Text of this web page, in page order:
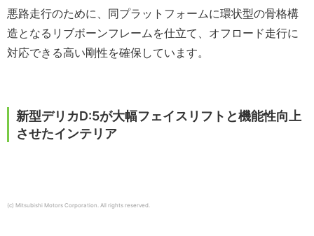
悪路走行のために、同プラットフォームに環状型の骨格構
造となるリブボーンフレームを仕立て、オフロード走行に
対応できる高い剛性を確保しています。
新型デリカD:5が大幅フェイスリフトと機能性向上
させたインテリア
(c) Mitsubishi Motors Corporation. All rights reserved.